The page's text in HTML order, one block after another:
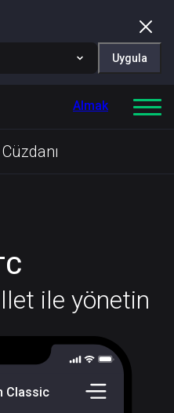
Uygula
Almak
ile yönetin
Classic